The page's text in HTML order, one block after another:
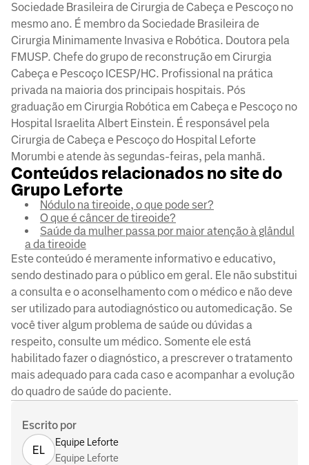
Sociedade Brasileira de Cirurgia de Cabeça e Pescoço no
mesmo ano. É membro da Sociedade Brasileira de
Cirurgia Minimamente Invasiva e Robótica. Doutora pela
FMUSP. Chefe do grupo de reconstrução em Cirurgia
Cabeça e Pescoço ICESP/HC. Profissional na prática
privada na maioria dos principais hospitais. Pós
graduação em Cirurgia Robótica em Cabeça e Pescoço no
Hospital Israelita Albert Einstein. É responsável pela
Cirurgia de Cabeça e Pescoço do Hospital Leforte
Morumbi e atende às segundas-feiras, pela manhã.
Conteúdos relacionados no site do
Grupo Leforte
Nódulo na tireoide, o que pode ser?
O que é câncer de tireoide?
Saúde da mulher passa por maior atenção à glândul
a da tireoide
Este conteúdo é meramente informativo e educativo,
sendo destinado para o público em geral. Ele não substitui
a consulta e o aconselhamento com o médico e não deve
ser utilizado para autodiagnóstico ou automedicação. Se
você tiver algum problema de saúde ou dúvidas a
respeito, consulte um médico. Somente ele está
habilitado fazer o diagnóstico, a prescrever o tratamento
mais adequado para cada caso e acompanhar a evolução
do quadro de saúde do paciente.
Escrito por
EL
Equipe Leforte
Equipe Leforte